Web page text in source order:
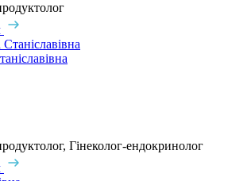
Гінеколог-ендокринолог